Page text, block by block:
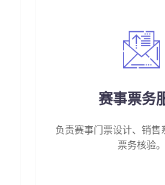
赛事票务
负责赛事门票设计、销售
票务核验。